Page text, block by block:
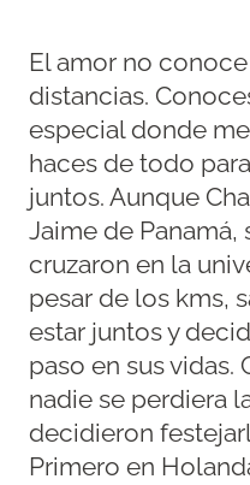
El amor no
distancias.
especial donde
haces de todo
juntos. Aunque
Jaime de Panamá,
cruzaron en la
pesar de los kms,
estar juntos y
paso en sus vidas.
nadie se perdiera
decidieron
Primero en